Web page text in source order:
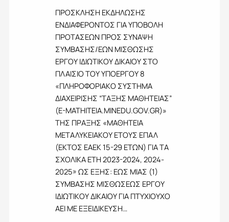
Υ
Ν
Α
Η
Σ
Υ
Μ
Α
Σ
Η
Σ
/
Ε
Ω
Ν
Μ
Ι
Σ
Θ
Τ
Ο
Υ
Τ
Ο
Υ
Τ
Ε
Χ
Ν
Ο
Λ
Γ
Ι
Α
Σ
Π
Ο
Λ
Ο
Η
Φ
Ι
Ο
Σ
Τ
Η
Σ
Ρ
Ο
Σ
Κ
Λ
Η
Σ
Η
Σ
Π
ΠΡΟΣΚΛΗΣΗ ΕΚΔΗΛΩΣΗΣ
ΕΝΔΙΑΦΕΡΟΝΤΟΣ ΓΙΑ ΥΠΟΒΟΛΗ
ΠΡΟΤΑΣΕΩΝ ΠΡΟΣ ΣΥΝΑΨΗ
ΣΥΜΒΑΣΗΣ/ΕΩΝ ΜΙΣΘΩΣΗΣ
ΕΡΓΟΥ ΙΔΙΩΤΙΚΟΥ ΔΙΚΑΙΟΥ ΣΤΟ
ΠΛΑΙΣΙΟ ΤΟΥ ΥΠΟΕΡΓΟΥ 8
«ΠΛΗΡΟΦΟΡΙΑΚΟ ΣΥΣΤΗΜΑ
ΔΙΑΧΕΙΡΙΣΗΣ “ΤΑΞΗΣ ΜΑΘΗΤΕΙΑΣ”
(E-MATHITEIA.MINEDU.GOV.GR)»
ΤΗΣ ΠΡΑΞΗΣ «ΜΑΘΗΤΕΙΑ
ΜΕΤΑΛΥΚΕΙΑΚΟΥ ΕΤΟΥΣ ΕΠΑΛ
(ΕΚΤΟΣ ΕΑΕΚ 15-29 ΕΤΩΝ) ΓΙΑ ΤΑ
ΣΧΟΛΙΚΑ ΕΤΗ 2023-2024, 2024-
2025» ΩΣ ΕΞΗΣ: ΕΩΣ ΜΙΑΣ (1)
ΣΥΜΒΑΣΗΣ ΜΙΣΘΩΣΕΩΣ ΕΡΓΟΥ
ΙΔΙΩΤΙΚΟΥ ΔΙΚΑΙΟΥ ΓΙΑ ΠΤΥΧΙΟΥΧΟ
ΑΕΙ ΜΕ ΕΞΕΙΔΙΚΕΥΣΗ…